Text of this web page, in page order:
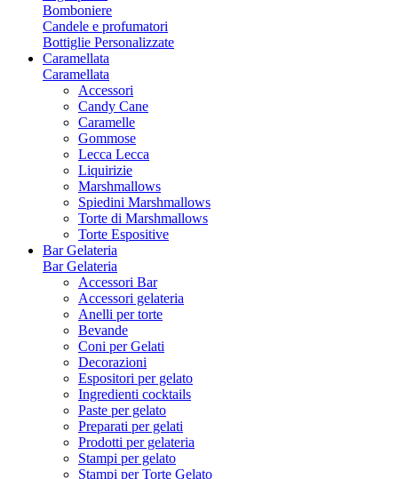
Bomboniere
Candele e profumatori
Bottiglie Personalizzate
Caramellata
Caramellata
Accessori
Candy Cane
Caramelle
Gommose
Lecca Lecca
Liquirizie
Marshmallows
Spiedini Marshmallows
Torte di Marshmallows
Torte Espositive
Bar Gelateria
Bar Gelateria
Accessori Bar
Accessori gelateria
Anelli per torte
Bevande
Coni per Gelati
Decorazioni
Espositori per gelato
Ingredienti cocktails
Paste per gelato
Preparati per gelati
Prodotti per gelateria
Stampi per gelato
Stampi per Torte Gelato